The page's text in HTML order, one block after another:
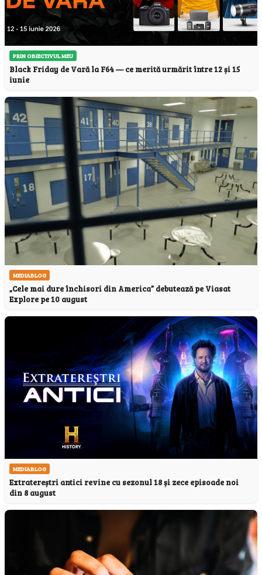
PRIN OBIECTIVUL MEU
Black Friday de Vară la F64 — ce merită urmărit între 12 și 15
iunie
MEDIABLOG
„Cele mai dure închisori din America” debutează pe Viasat
Explore pe 10 august
MEDIABLOG
Extratereștri antici revine cu sezonul 18 și zece episoade noi
din 8 august